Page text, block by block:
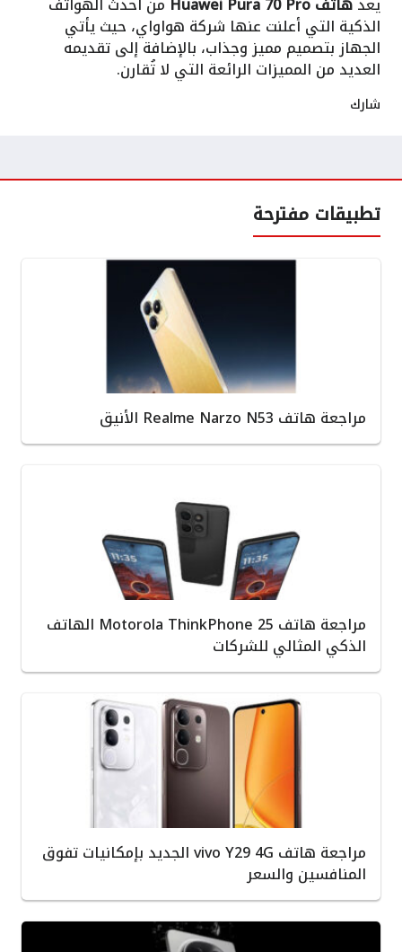
الذكية التي أعلنت عنها شركة هواواي، حيث يأتي
الجهاز بتصميم مميز وجذاب، بالإضافة إلى تقديمه
العديد من المميزات الرائعة التي لا تُقارن.
شارك
تطبيقات مفترحة
مراجعة هاتف Realme Narzo N53 الأنيق
مراجعة هاتف Motorola ThinkPhone 25 الهاتف
الذكي المثالي للشركات
مراجعة هاتف vivo Y29 4G الجديد بإمكانيات تفوق
المنافسين والسعر